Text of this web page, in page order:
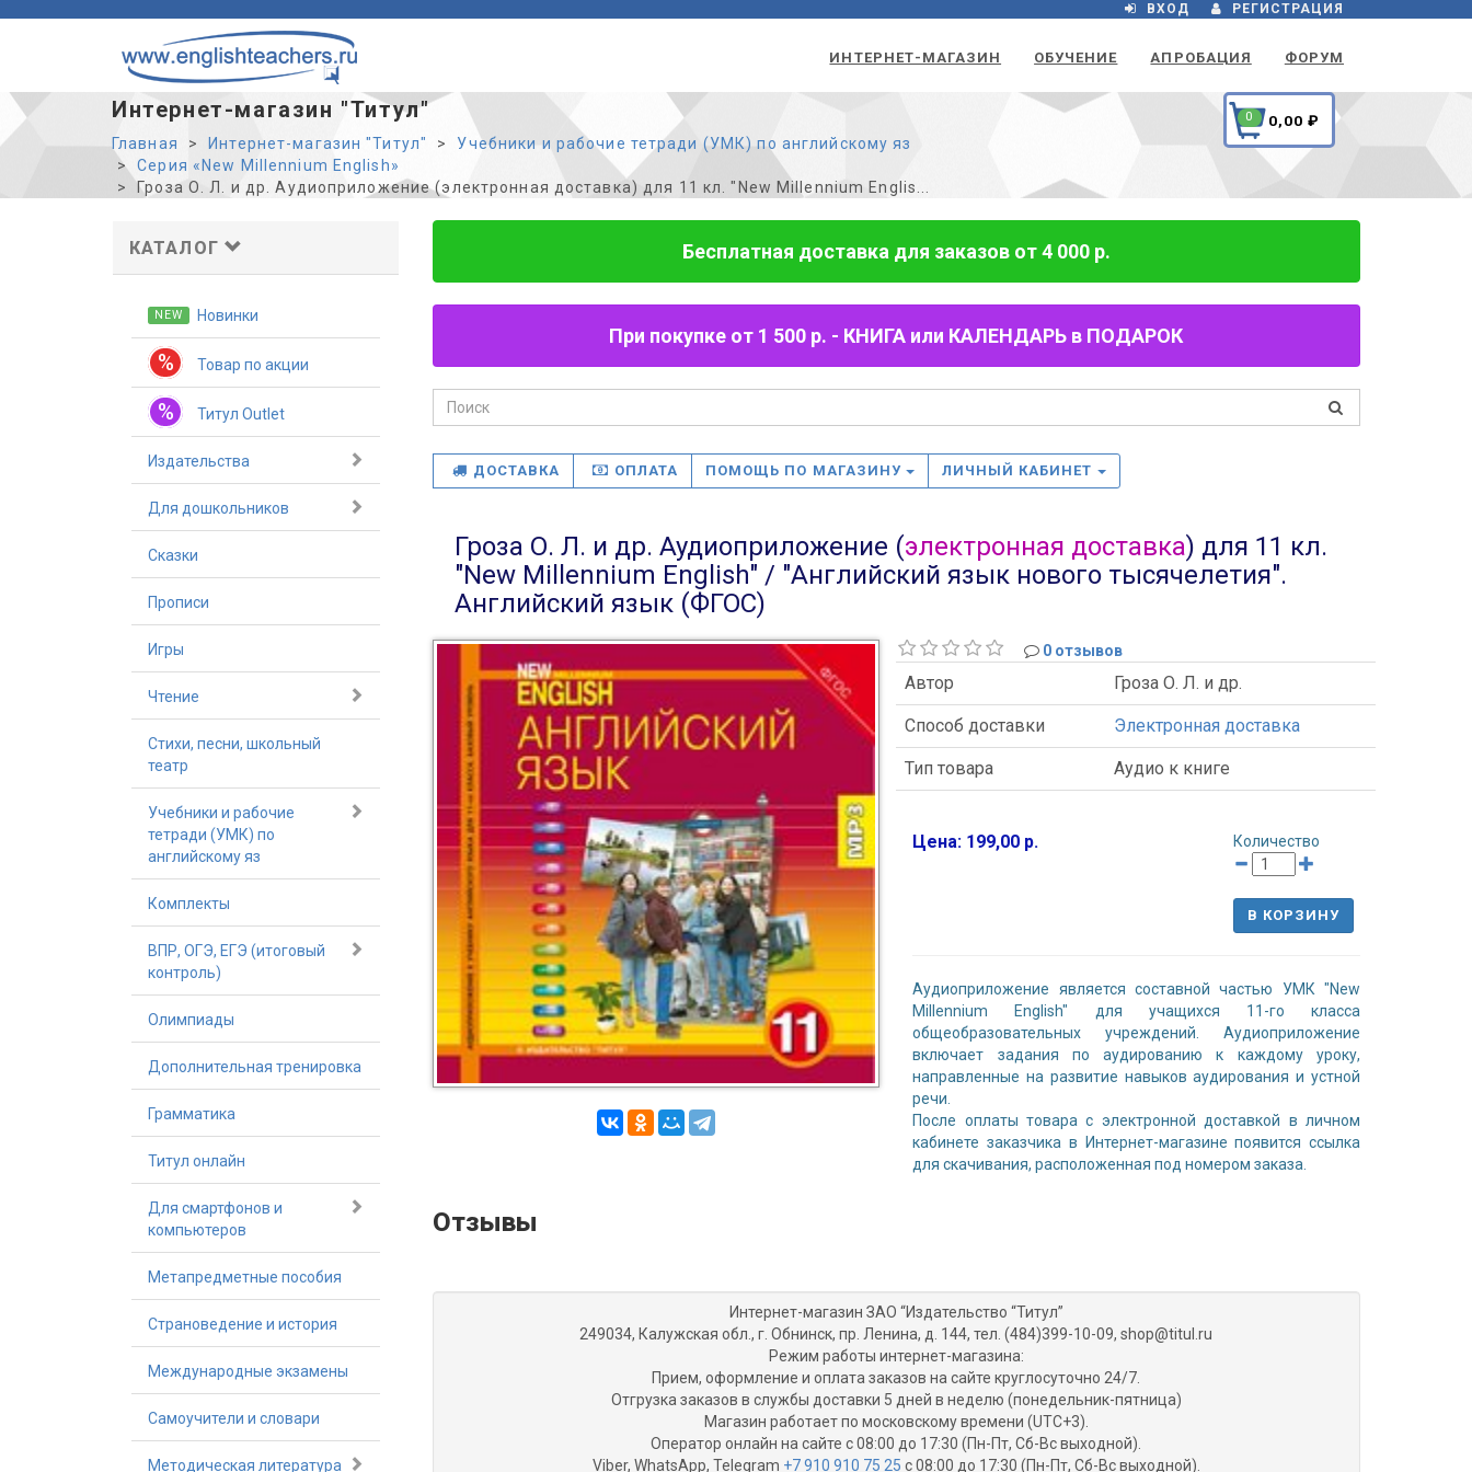
ВХОД РЕГИСТРАЦИЯ
ИНТЕРНЕТ-МАГАЗИН ОБУЧЕНИЕ АПРОБАЦИЯ ФОРУМ
Интернет-магазин "Титул"
Главная Интернет-магазин "Титул"
Учебники и рабочие тетради (УМК) по английскому яз
Серия «New Millennium English»
Гроза О. Л. и др. Аудиоприложение (электронная доставка) для 11 кл. "New Millennium Englis...
0 0,00 ₽
КАТАЛОГ
NEW Новинки
% Товар по акции
% Титул Outlet
Издательства
Для дошкольников
Сказки
Прописи
Игры
Чтение
Стихи, песни, школьный
театр
Учебники и рабочие
тетради (УМК) по
английскому яз
Комплекты
ВПР, ОГЭ, ЕГЭ (итоговый
контроль)
Олимпиады
Дополнительная тренировка
Грамматика
Титул онлайн
Для смартфонов и
компьютеров
Метапредметные пособия
Страноведение и история
Международные экзамены
Самоучители и словари
Методическая литература
Бесплатная доставка для заказов от 4 000 р.
При покупке от 1 500 р. - КНИГА или КАЛЕНДАРЬ в ПОДАРОК
ДОСТАВКА ОПЛАТА ПОМОЩЬ ПО МАГАЗИНУ ЛИЧНЫЙ КАБИНЕТ
Гроза О. Л. и др. Аудиоприложение (электронная доставка) для 11 кл.
"New Millennium English" / "Английский язык нового тысячелетия".
Английский язык (ФГОС)
0 отзывов
Автор Гроза О. Л. и др.
Способ доставки Электронная доставка
Тип товара Аудио к книге
Цена: 199,00 р. Количество
В КОРЗИНУ
Аудиоприложение является составной частью УМК "New
Millennium English" для учащихся 11-го класса
общеобразовательных учреждений. Аудиоприложение
включает задания по аудированию к каждому уроку,
направленные на развитие навыков аудирования и устной
речи.
После оплаты товара с электронной доставкой в личном
кабинете заказчика в Интернет-магазине появится ссылка
для скачивания, расположенная под номером заказа.
Отзывы
Интернет-магазин ЗАО “Издательство “Титул”
249034, Калужская обл., г. Обнинск, пр. Ленина, д. 144, тел. (484)399-10-09, shop@titul.ru
Режим работы интернет-магазина:
Прием, оформление и оплата заказов на сайте круглосуточно 24/7.
Отгрузка заказов в службы доставки 5 дней в неделю (понедельник-пятница)
Магазин работает по московскому времени (UTC+3).
Оператор онлайн на сайте с 08:00 до 17:30 (Пн-Пт, Сб-Вс выходной).
Viber, WhatsApp, Telegram +7 910 910 75 25 с 08:00 до 17:30 (Пн-Пт, Сб-Вс выходной).